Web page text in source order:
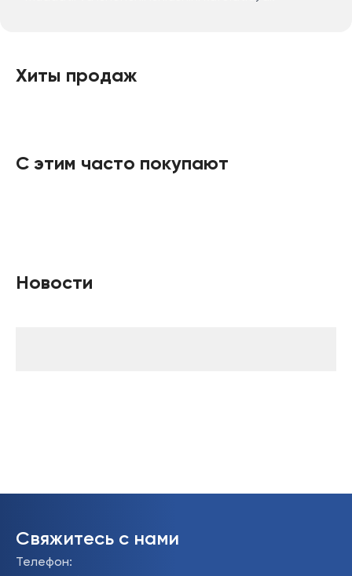
Хиты продаж
С этим часто покупают
Новости
Свяжитесь с нами
Телефон: